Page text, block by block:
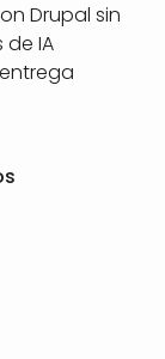
Drupal sin
IA